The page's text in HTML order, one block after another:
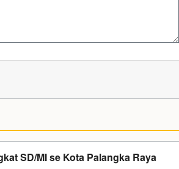
SD/MI se Kota Palangka Raya